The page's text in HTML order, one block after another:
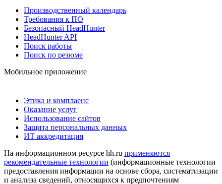
Производственный календарь
Требования к ПО
Безопасный HeadHunter
HeadHunter API
Поиск работы
Поиск по резюме
Мобильное приложение
Этика и комплаенс
Оказание услуг
Использование сайтов
Защита персональных данных
ИТ аккредитация
На информационном ресурсе hh.ru применяются
рекомендательные технологии (информационные технологии
предоставления информации на основе сбора, систематизации
и анализа сведений, относящихся к предпочтениям